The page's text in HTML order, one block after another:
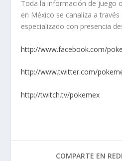
Toda la información de juego
en México se canaliza a
especializado con presencia
http://www.facebook.com/
http://www.twitter.com/
http://twitch.tv/pokemex
COMPARTE EN